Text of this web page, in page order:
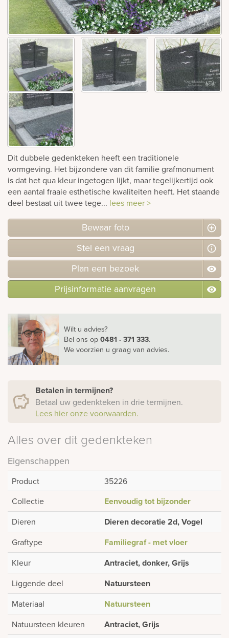
Bekijk
ook:
Dit dubbele gedenkteken heeft een traditionele
vormgeving. Het bijzondere van dit familie grafmonument
is dat het qua kleur ingetogen lijkt, maar tegelijkertijd ook
een aantal fraaie esthetische kwaliteiten heeft. Het staande
deel bestaat uit twee tege... lees meer >
Bewaar foto
Stel een vraag
Plan een bezoek
Prijsinformatie aanvragen
Wilt u advies?
Bel ons op0481 - 371 333.
We voorzien u graag van advies.
Betalen in termijnen?
Betaal uw gedenkteken in drie termijnen.
Lees hier onze voorwaarden.
Alles over dit gedenkteken
Eigenschappen
Product
35226
Collectie
Eenvoudig tot bijzonder
Dieren Dieren decoratie 2d, Vogel
Graftype Familiegraf - met vloer
Kleur Antraciet, donker, Grijs
Liggende deel Natuursteen
Materiaal Natuursteen
Natuursteen kleuren Antraciet, Grijs